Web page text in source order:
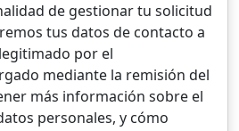
de gestionar tu solicitud
tus datos de contacto a
por el
mediante la remisión del
más información sobre el
personales, y cómo